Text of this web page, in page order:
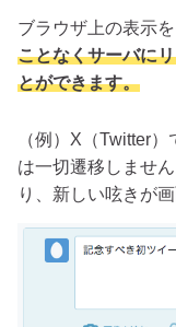
ブラウザ上の表示
ことなくサーバに
とができます。
（例）X（Twitter
は一切遷移しませ
り、新しい呟きが